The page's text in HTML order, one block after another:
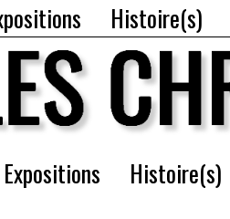
Histoire(s)
Expositions Histoire(s)